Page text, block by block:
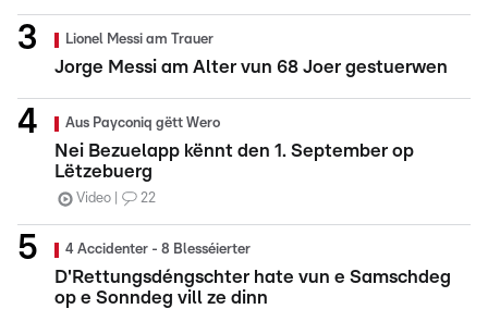
Lionel Messi am Trauer
Jorge Messi am Alter vun 68 Joer gestuerwen
Aus Payconiq gëtt Wero
Nei Bezuelapp kënnt den 1. September op
Lëtzebuerg
Video 22
4 Accidenter - 8 Blesséierter
D'Rettungsdéngschter hate vun e Samschdeg
op e Sonndeg vill ze dinn